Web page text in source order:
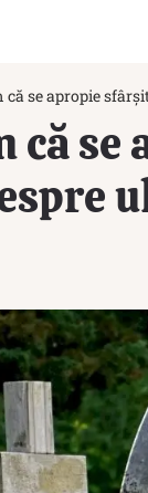
că se apropie
că